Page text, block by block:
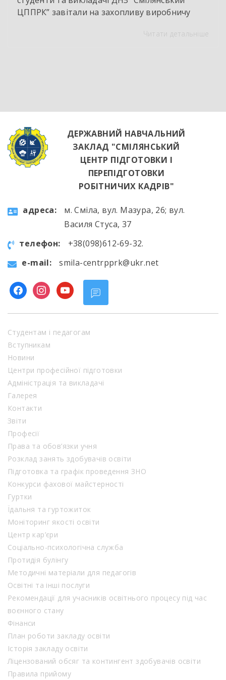
ЦППРК” завітали на захопливу виробничу
НВК “Лідер”. Світлі кахлі, інноваційне
висококваліфікованих майбутніх фахівцях. […]
Читати детальніше
ДЕРЖАВНИЙ НАВЧАЛЬНИЙ
ЗАКЛАД "СМІЛЯНСЬКИЙ
ЦЕНТР ПІДГОТОВКИ І
ПЕРЕПІДГОТОВКИ
РОБІТНИЧИХ КАДРІВ"
aдресa:
м. Сміла, вул. Мазура, 26; вул.
Василя Стуса, 37
телефон:
+38(098)612-69-32.
e-mail:
smila-centrpprk@ukr.net
facebookinstagram
youtube
Студентам і педагогам
Вступникам
Новини
Центри професійної підготовки
Адміністрація та викладачі
Галерея
Контакти
Звіти
Професії
Права та обов’язки учня
Розклад занять здобувачів освіти
Підготовка та графік проведення ЗНО
Конкурси фахової майстерності
Гуртки
Їдальня та гуртожиток
Моніторинг якості освіти
Центр кар’єри
Соціально-психологічна служба
Протидія булінгу
Методичні матеріали для педагогів
Освітні та інші послуги
Рекомендації для учасників освітнього процесу під час
воєнного стану
Фінанси
План роботи закладу освіти
Історія закладу освіти
Ліцензований обсяг та контингент здобувачів освіти
Правила прийому